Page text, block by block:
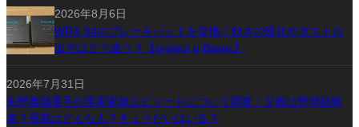
2026年8月6日
WRX S4のブレーキパッドを交換！効きの変化やダストの
出方はどう違う？【project μ Bspec】
2026年7月31日
矢野雅哉選手の実家家族エピソードについて調査！父親は野球経験
者？母親はどんな人？きょうだいはいる？